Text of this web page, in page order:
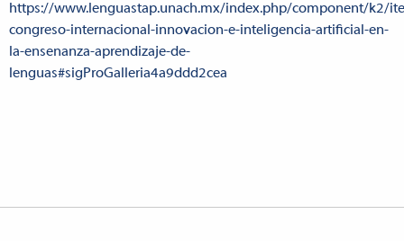
https://www.lenguastap.unach.mx/index.php/component/k2/
congreso-internacional-innovacion-e-inteligencia-artificial-en-
la-ensenanza-aprendizaje-de-
lenguas#sigProGalleria4a9ddd2cea